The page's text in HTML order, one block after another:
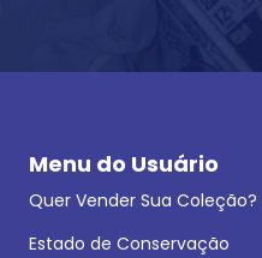
Menu do Usuário
Quer Vender Sua Coleção?
Estado de Conservação